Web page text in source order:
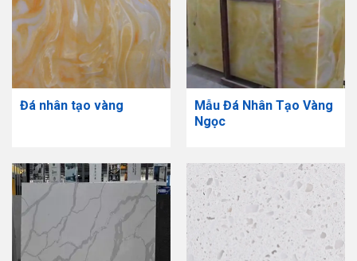
Đá nhân tạo vàng
Mẫu Đá Nhân Tạo Vàng
Ngọc